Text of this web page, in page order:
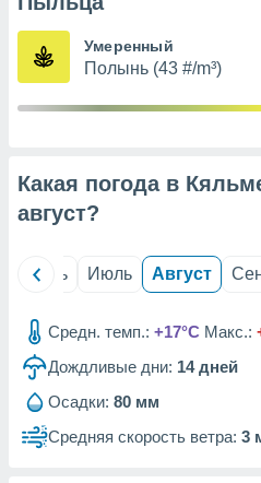
из
рекламы
сведения
Умеренный
Полынь (43 #/m³)
Какая погода в
август?
Июнь Июль Август
Средн. темп.: +17°C Макс.:
Дождливые дни: 14дней
Осадки: 80 мм
Средняя скорость ветра: 3